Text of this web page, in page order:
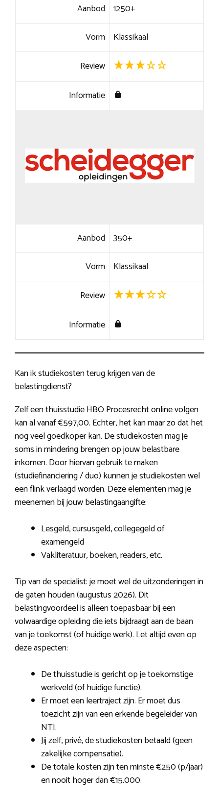
Aanbod 1250+
Vorm Klassikaal
Review
Informatie
Aanbod 350+
Vorm Klassikaal
Review
Informatie
Kan ik studiekosten terug krijgen van de
belastingdienst?
Zelf een thuisstudie HBO Procesrecht online volgen
kan al vanaf €597,00. Echter, het kan maar zo dat het
nog veel goedkoper kan. De studiekosten mag je
soms in mindering brengen op jouw belastbare
inkomen. Door hiervan gebruik te maken
(studiefinanciering / duo) kunnen je studiekosten wel
een flink verlaagd worden. Deze elementen mag je
meenemen bij jouw belastingaangifte:
Lesgeld, cursusgeld, collegegeld of
examengeld
Vakliteratuur, boeken, readers, etc.
Tip van de specialist: je moet wel de uitzonderingen in
de gaten houden (augustus 2026). Dit
belastingvoordeel is alleen toepasbaar bij een
volwaardige opleiding die iets bijdraagt aan de baan
van je toekomst (of huidige werk). Let altijd even op
deze aspecten:
De thuisstudie is gericht op je toekomstige
werkveld (of huidige functie).
Er moet een leertraject zijn. Er moet dus
toezicht zijn van een erkende begeleider van
NTI.
Jij zelf, privé, de studiekosten betaald (geen
zakelijke compensatie).
De totale kosten zijn ten minste €250 (p/jaar)
en nooit hoger dan €15.000.